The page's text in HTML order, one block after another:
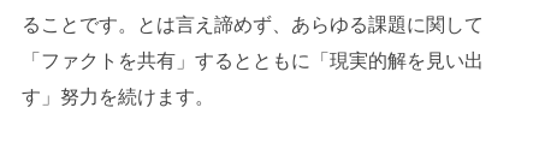
ることです。とは言え諦めず、あらゆる課題に関して
「ファクトを共有」するとともに「現実的解を見い出
す」努力を続けます。